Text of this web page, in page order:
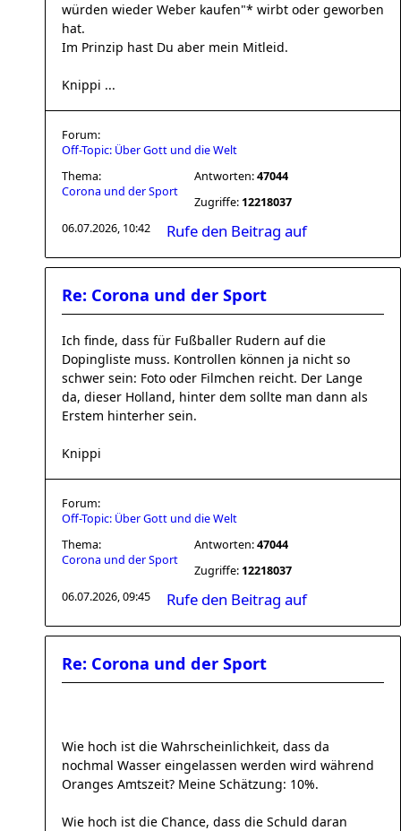
würden wieder Weber kaufen"* wirbt oder geworben
hat.
Im Prinzip hast Du aber mein Mitleid.
Knippi ...
Forum:
Off-Topic: Über Gott und die Welt
Thema:
Corona und der Sport
Antworten:47044
Zugriffe: 12218037
06.07.2026, 10:42
Rufe den Beitrag auf
Re: Corona und der Sport
Ich finde, dass für Fußballer Rudern auf die
Dopingliste muss. Kontrollen können ja nicht so
schwer sein: Foto oder Filmchen reicht. Der Lange
da, dieser Holland, hinter dem sollte man dann als
Erstem hinterher sein.
Knippi
Forum:
Off-Topic: Über Gott und die Welt
Thema:
Corona und der Sport
Antworten:47044
Zugriffe: 12218037
06.07.2026, 09:45
Rufe den Beitrag auf
Re: Corona und der Sport
Wie hoch ist die Wahrscheinlichkeit, dass da
nochmal Wasser eingelassen werden wird während
Oranges Amtszeit? Meine Schätzung: 10%.
Wie hoch ist die Chance, dass die Schuld daran